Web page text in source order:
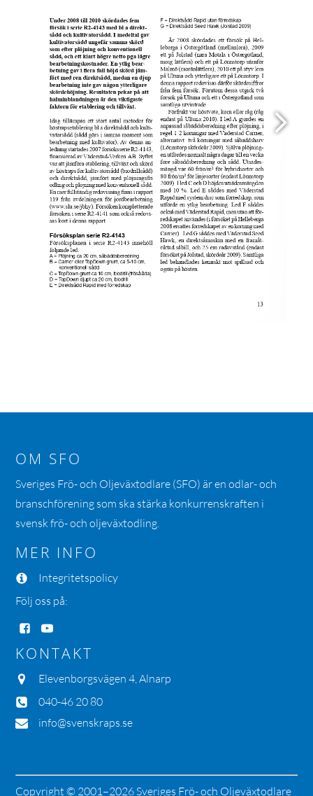
OM SFO
Sveriges Frö- och Oljeväxtodlare (SFO) är en odlar- och
branschförening som ska stärka konkurrenskraften i
svensk frö- och oljeväxtodling.
MER INFO
Integritetspolicy
Följ oss på:
KONTAKT
Elevenborgsvägen 4, Alnarp
040-46 20 80
info@svenskraps.se
Copyright © 2001–2026 Sveriges Frö- och Oljeväxtodlare